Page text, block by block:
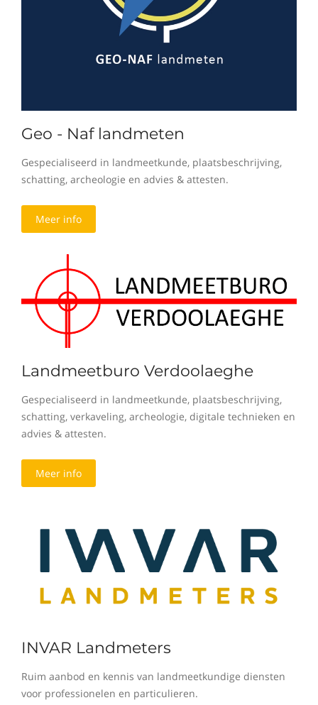
Geo - Naf landmeten
Gespecialiseerd in landmeetkunde, plaatsbeschrijving,
schatting, archeologie en advies & attesten.
Meer info
Landmeetburo Verdoolaeghe
Gespecialiseerd in landmeetkunde, plaatsbeschrijving,
schatting, verkaveling, archeologie, digitale technieken en
advies & attesten.
Meer info
INVAR Landmeters
Ruim aanbod en kennis van landmeetkundige diensten
voor professionelen en particulieren.